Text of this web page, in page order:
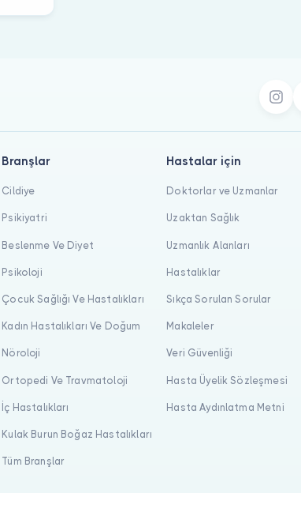
Branşlar
Cildiye
Psikiyatri
Beslenme Ve Diyet
Psikoloji
Çocuk Sağlığı Ve Hastalıkları
Kadın Hastalıkları Ve Doğum
Nöroloji
Ortopedi Ve Travmatoloji
İç Hastalıkları
Kulak Burun Boğaz Hastalıkları
Tüm Branşlar
Hastalar için
Doktorlar ve Uzmanlar
Uzaktan Sağlık
Uzmanlık Alanları
Hastalıklar
Sıkça Sorulan Sorular
Makaleler
Veri Güvenliği
Hasta Üyelik Sözleşmesi
Hasta Aydınlatma Metni